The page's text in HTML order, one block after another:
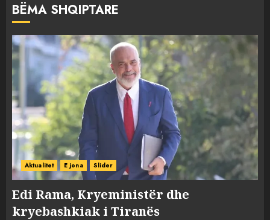
BËMA SHQIPTARE
Aktualitet E jona Slider
Edi Rama, Kryeministër dhe
kryebashkiak i Tiranës